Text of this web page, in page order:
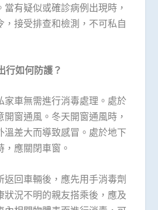
有疑似或確診病例出現時，
，接受排查和檢測，不可私自
行如何防護？
家車無需進行消毒處理。處於
窗通風。冬天開窗通風時，
溫差大而導致感冒。處於地下
應關閉車窗。
返回車輛後，應先用手消毒劑
狀況不明的親友搭乘後，應及